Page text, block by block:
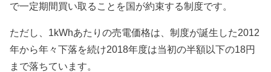
で一定期間買い取ることを国が約束する制度です。
ただし、1kWhあたりの売電価格は、制度が誕生した2012
年から年々下落を続け2018年度は当初の半額以下の18円
まで落ちています。